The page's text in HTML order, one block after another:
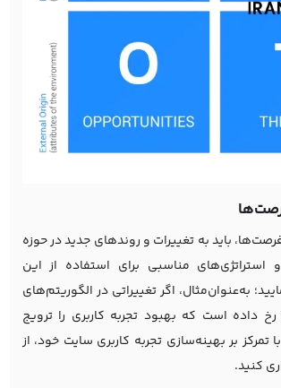
فرصت‌ها، باید به تغییرات و روندهای جدید در حوزه
مناسبی برای استفاده از این
به‌عنوان‌مثال، اگر تغییراتی در الگوریتم‌های
داده است که بهبود تجربه کاربری را ترویج
تمرکز بر بهینه‌سازی تجربه کاربری سایت خود، از
کنید.